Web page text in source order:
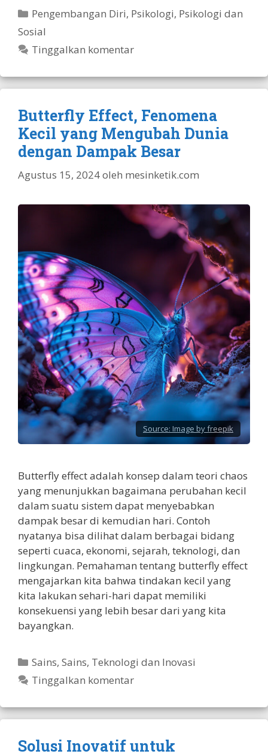
Kategori
Pengembangan Diri, Psikologi, Psikologi dan
Sosial
Tinggalkan komentar
Butterfly Effect, Fenomena
Kecil yang Mengubah Dunia
dengan Dampak Besar
Agustus 15, 2024oleh mesinketik.com
Source: Image by freepik
Butterfly effect adalah konsep dalam teori chaos
yang menunjukkan bagaimana perubahan kecil
dalam suatu sistem dapat menyebabkan
dampak besar di kemudian hari. Contoh
nyatanya bisa dilihat dalam berbagai bidang
seperti cuaca, ekonomi, sejarah, teknologi, dan
lingkungan. Pemahaman tentang butterfly effect
mengajarkan kita bahwa tindakan kecil yang
kita lakukan sehari-hari dapat memiliki
konsekuensi yang lebih besar dari yang kita
bayangkan.
Kategori
Sains,Sains, Teknologi dan Inovasi
Tinggalkan komentar
Solusi Inovatif untuk